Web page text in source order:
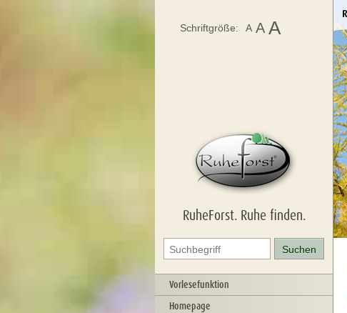
RuheForst. Ruhe finden.
Vorlesefunktion
Homepage
Schriftgröße: A A A